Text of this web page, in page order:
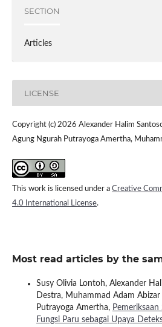
SECTION
Articles
LICENSE
Copyright (c) 2026 Alexander Halim
Agung Ngurah Putrayoga Amertha,
This work is licensed under a Creative
4.0 International License.
Most read articles by the
Susy Olivia Lontoh, Alexander
Destra, Muhammad Adam
Putrayoga Amertha,
Fungsi Paru sebagai Upaya